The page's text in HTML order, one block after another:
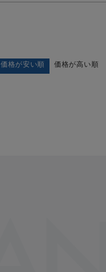
価格が安い順 価格が高い順